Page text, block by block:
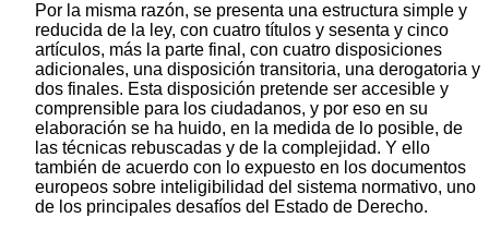
Por la misma razón, se presenta una estructura simple y
reducida de la ley, con cuatro títulos y sesenta y cinco
artículos, más la parte final, con cuatro disposiciones
adicionales, una disposición transitoria, una derogatoria y
dos finales. Esta disposición pretende ser accesible y
comprensible para los ciudadanos, y por eso en su
elaboración se ha huido, en la medida de lo posible, de
las técnicas rebuscadas y de la complejidad. Y ello
también de acuerdo con lo expuesto en los documentos
europeos sobre inteligibilidad del sistema normativo, uno
de los principales desafíos del Estado de Derecho.